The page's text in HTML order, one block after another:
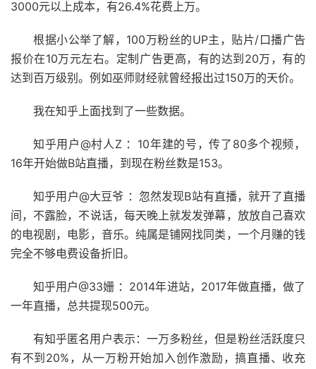
3000元以上成本，有26.4%花费上万。
根据小公举了解，100万粉丝的UP主，贴片/口播广告
报价在10万元左右。定制广告更高，有的达到20万，有的
达到百万级别。例如巫师财经就曾经报出过150万的天价。
我在知乎上面找到了一些数据。
知乎用户@村人Z ：10年建的号，传了80多个视频，
16年开始做B站直播，到现在粉丝数是153。
知乎用户@大豆爷 ：忽然发现B站有直播，就开了直播
间，不露脸，不说话，每天晚上就发发弹幕，放放自己喜欢
的电视剧，电影，音乐。纯属是铺网找同类，一个月赚的钱
完全不够电费设备折旧。
知乎用户@33姗 ：2014年进站，2017年做直播，做了
一年直播，总共提现500元。
有知乎匿名用户表示：一万多粉丝，但是粉丝活跃度只
有不到20%，从一万粉开始加入创作激励，搞直播、收充